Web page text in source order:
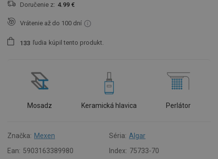
Doručenie z: 4.99 €
Vrátenie až do 100 dní
1 33 ľudia kúpil tento produkt.
Mosadz Keramická hlavica Perlátor
Značka: Mexen Séria: Algar
Ean: 5903163389980 Index: 75733-70